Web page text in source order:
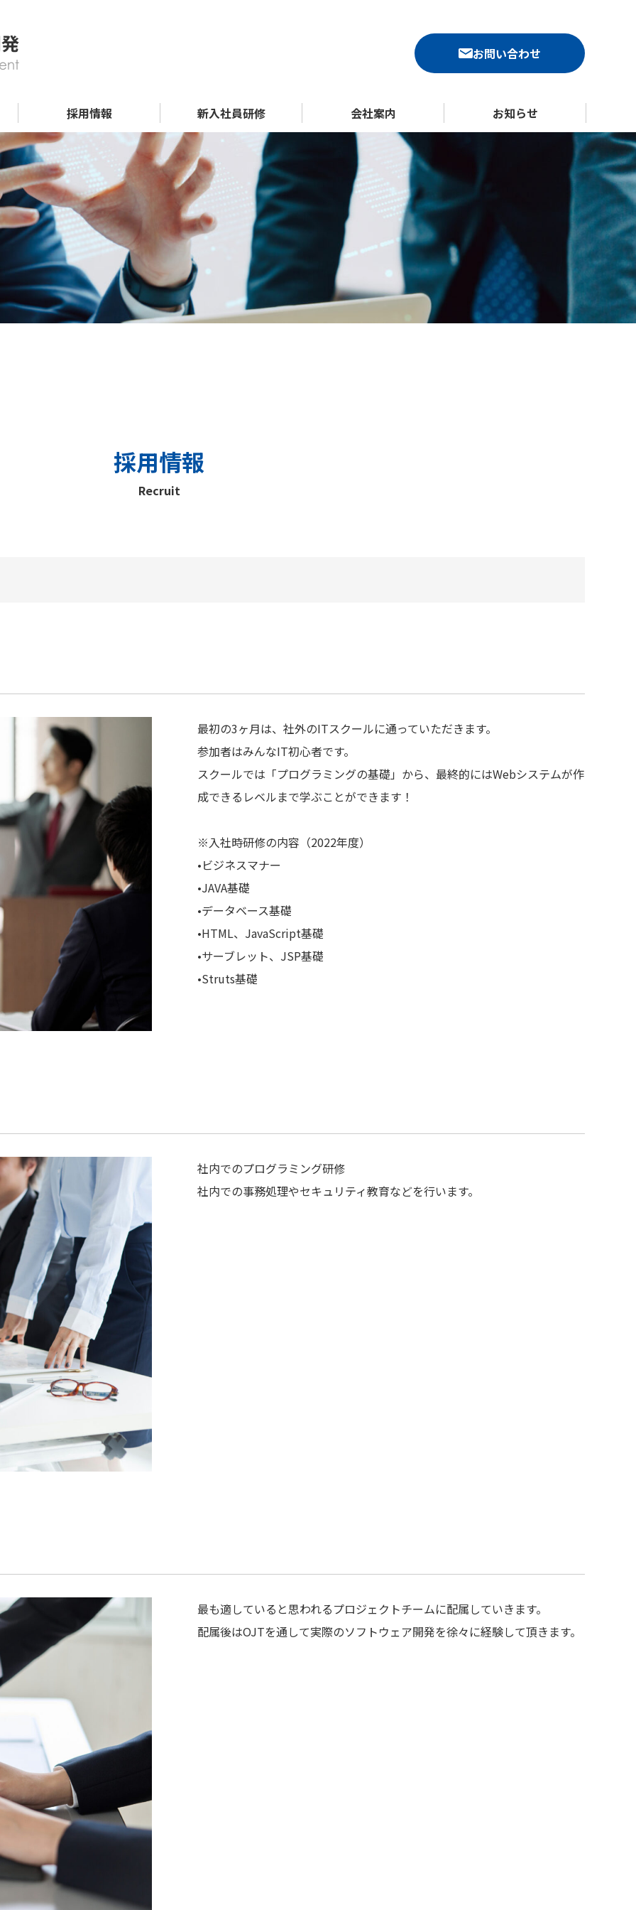
お問い合わせ
採用情報 新入社員研修 会社案内 お知らせ
採用情報
Recruit
最初の3ヶ月は、社外のITスクールに通っていただきます。
参加者はみんなIT初心者です。
スクールでは「プログラミングの基礎」から、最終的にはWebシステムが作
成できるレベルまで学ぶことができます！
※入社時研修の内容（2022年度）
•ビジネスマナー
•JAVA基礎
•データベース基礎
•HTML、JavaScript基礎
•サーブレット、JSP基礎
•Struts基礎
社内でのプログラミング研修
社内での事務処理やセキュリティ教育などを行います。
最も適していると思われるプロジェクトチームに配属していきます。
配属後はOJTを通して実際のソフトウェア開発を徐々に経験して頂きます。